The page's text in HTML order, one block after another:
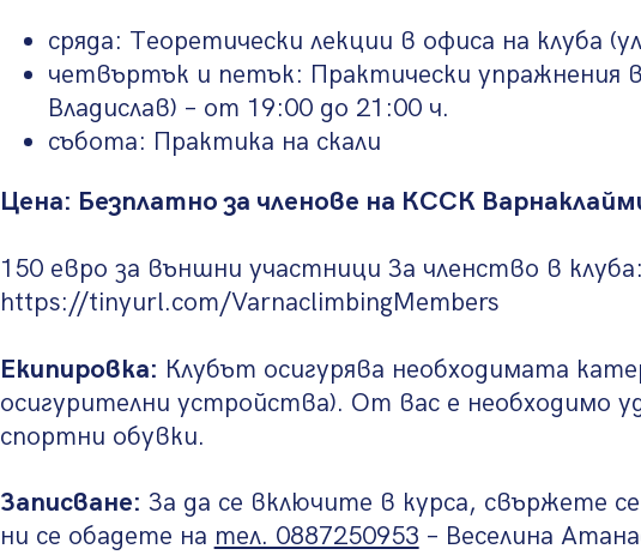
сряда: Теоретически лекции в офиса на клуба
четвъртък и петък: Практически упражнения
Владислав) – от 19:00 до 21:00 ч.
събота: Практика на скали
Цена: Безплатно за членове на КССК
150 евро за външни участници За членство в клуба:
https://tinyurl.com/VarnaclimbingMembers
Екипировка: Клубът осигурява необходимата
осигурителни устройства). От вас е необходимо
спортни обувки.
Записване: За да се включите в курса, свържете
ни се обадете на тел. 0887250953 – Веселина